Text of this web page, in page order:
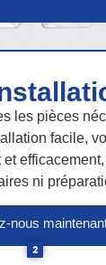
les pièces
facile,
ni
nous